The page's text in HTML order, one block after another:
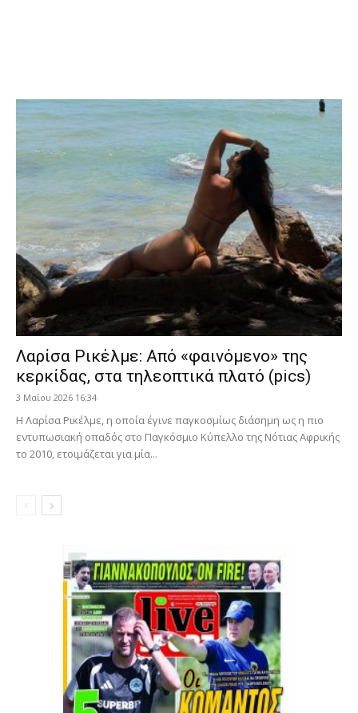
Λαρίσα Ρικέλμε: Από «φαινόμενο» της
κερκίδας, στα τηλεοπτικά πλατό (pics)
3 Μαΐου 2026 16:34
Η Λαρίσα Ρικέλμε, η οποία έγινε παγκοσμίως διάσημη ως η πιο
εντυπωσιακή οπαδός στο Παγκόσμιο Κύπελλο της Νότιας Αφρικής
το 2010, ετοιμάζεται για μία...